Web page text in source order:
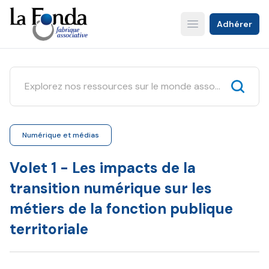
Aller
au
contenu
principal
Open main menu
Adhérer
Numérique et médias
Volet 1 - Les impacts de la
transition numérique sur les
métiers de la fonction publique
territoriale